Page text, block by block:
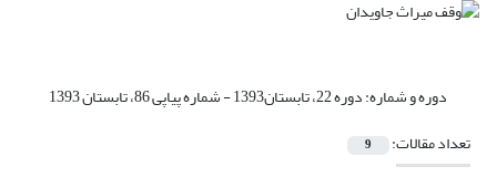
دوره و شماره:دوره 22، تابستان1393 - شماره پیاپی 86، تابستان 1393
تعداد مقالات:
9